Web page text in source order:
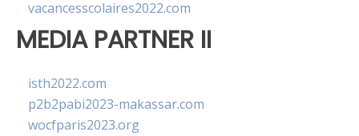
vacancesscolaires2022.com
MEDIA PARTNER II
isth2022.com
p2b2pabi2023-makassar.com
wocfparis2023.org